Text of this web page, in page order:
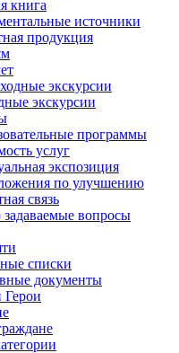
книга
источники
продукция
экскурсии
экскурсии
программы
услуг
экспозиция
по улучшению
связь
задаваемые вопросы
списки
документы